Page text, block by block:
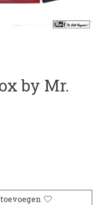
by Mr.
is